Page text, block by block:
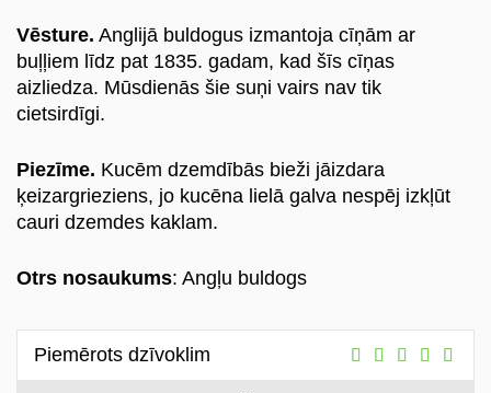
Vēsture. Anglijā buldogus izmantoja cīņām ar
buļļiem līdz pat 1835. gadam, kad šīs cīņas
aizliedza. Mūsdienās šie suņi vairs nav tik
cietsirdīgi.
Piezīme. Kucēm dzemdībās bieži jāizdara
ķeizargrieziens, jo kucēna lielā galva nespēj izkļūt
cauri dzemdes kaklam.
Otrs nosaukums: Angļu buldogs
Piemērots dzīvoklim